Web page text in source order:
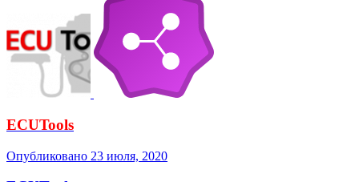
ECUTools
Опубликовано 23 июля, 2020